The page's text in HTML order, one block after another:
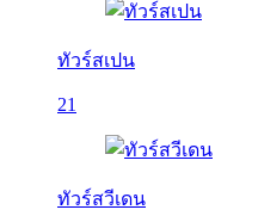
ทัวร์สเปน
21
ทัวร์สวีเดน